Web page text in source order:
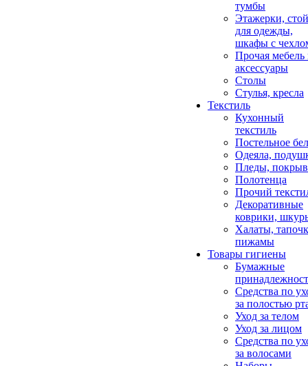
тумбы
Этажерки,
для одежды,
шкафы с
Прочая мебель
аксессуары
Столы
Стулья, кресла
Текстиль
Кухонный
текстиль
Постельное
Одеяла,
Пледы,
Полотенца
Прочий
Декоративные
коврики,
Халаты,
пижамы
Товары гигиены
Бумажные
Средства по
за полостью
Уход за телом
Уход за лицом
Средства по
за волосами